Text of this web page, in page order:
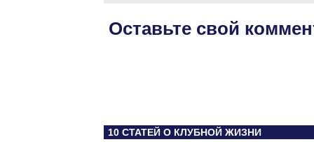
Оставьте свой
10 СТАТЕЙ О КЛУБНОЙ ЖИЗНИ